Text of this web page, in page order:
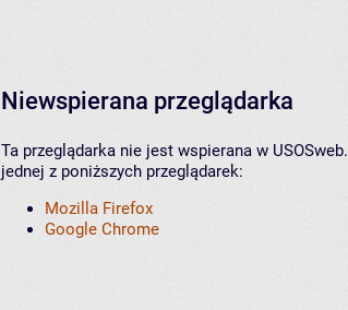
Niewspierana przeglądarka
Ta przeglądarka nie jest wspierana w
jednej z poniższych przeglądarek:
Mozilla Firefox
Google Chrome